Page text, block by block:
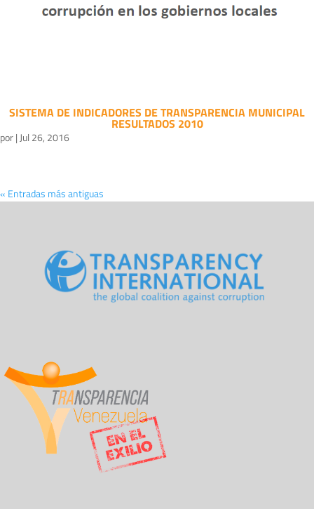
SISTEMA DE INDICADORES DE TRANSPARENCIA MUNICIPAL
RESULTADOS 2010
por| Jul 26, 2016
« Entradas más antiguas